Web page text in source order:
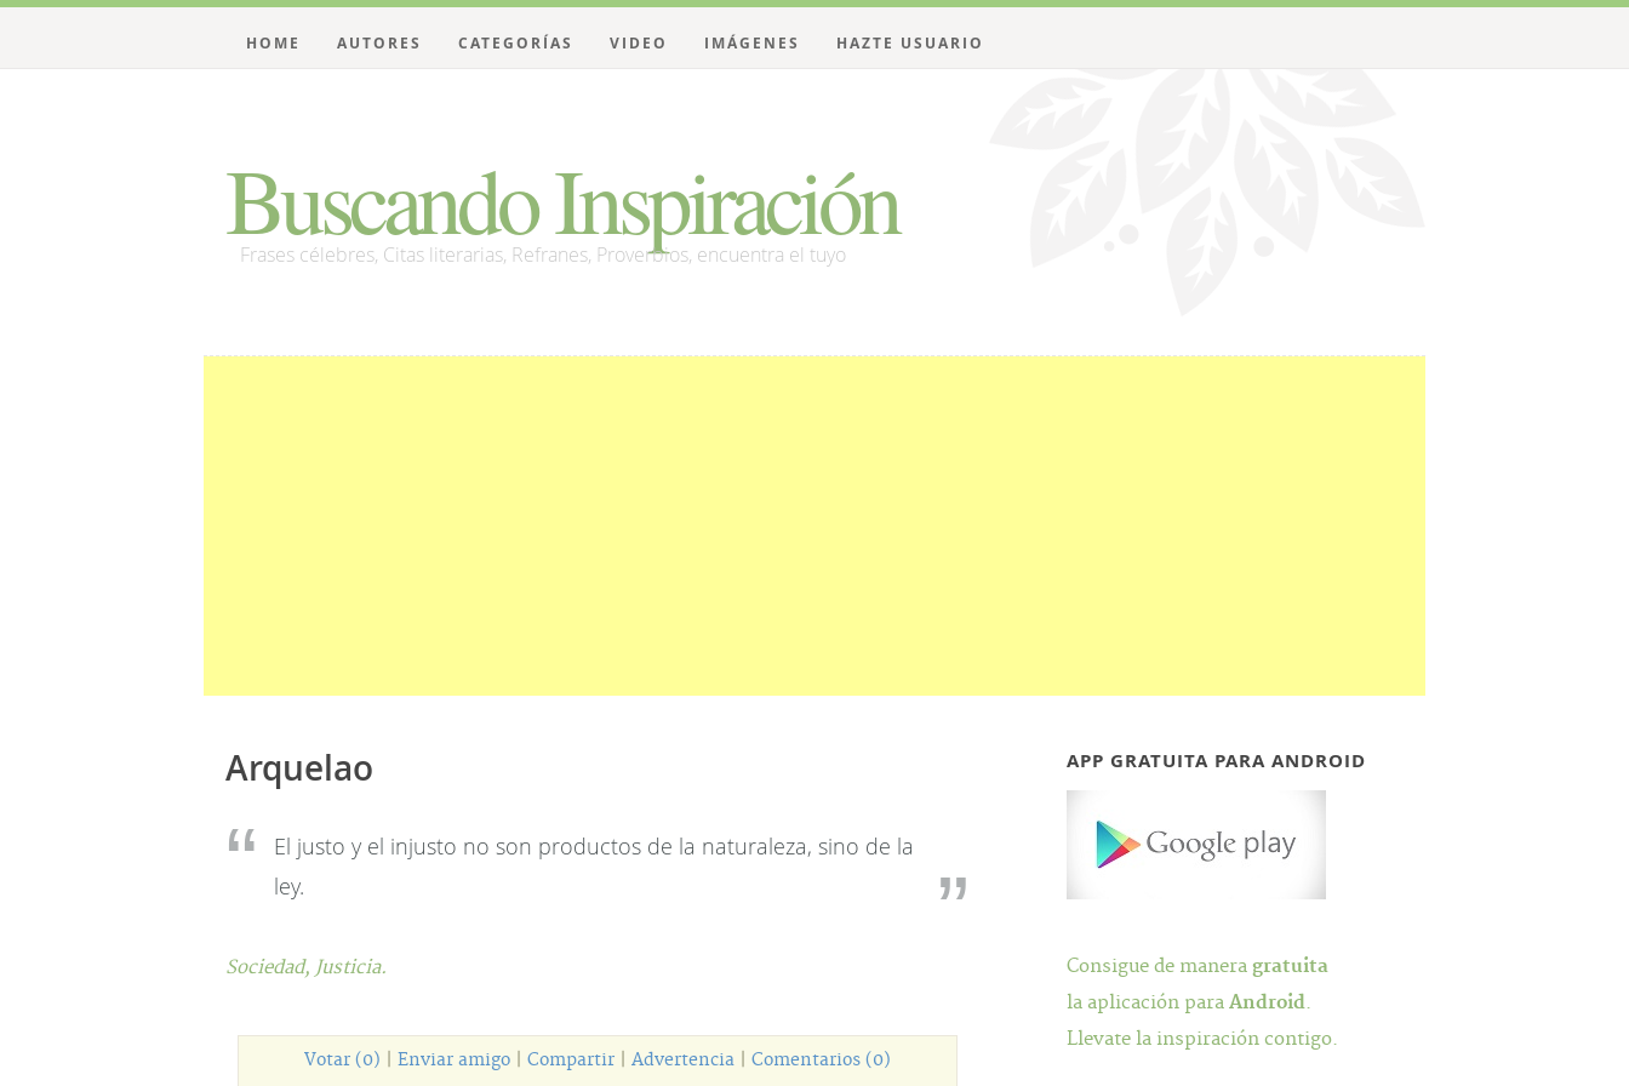
Buscando Inspiración
Frases célebres, Citas literarias, Refranes, Proverbios, encuentra el tuyo
HOME AUTORES CATEGORÍAS VIDEO IMÁGENES HAZTE USUARIO
Arquelao
El justo y el injusto no son productos de la naturaleza, sino de la
ley.
Sociedad, Justicia.
Votar (0) Enviar amigo Compartir Advertencia Comentarios (0)
APP GRATUITA PARA ANDROID
Consigue de maneragratuita
la aplicación paraAndroid.
Llevate la inspiración contigo.